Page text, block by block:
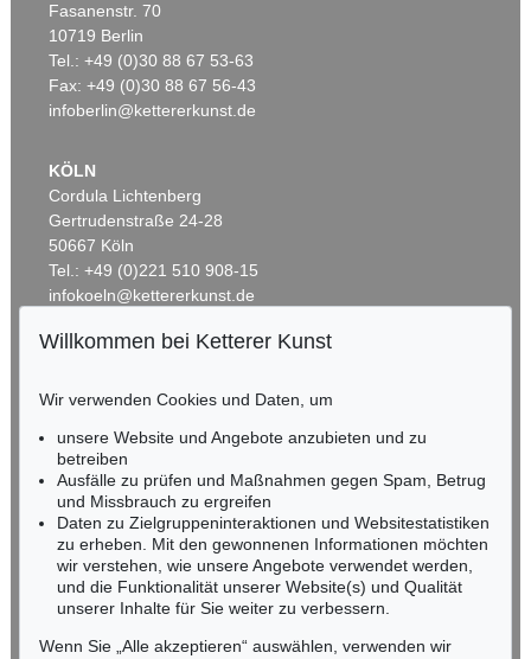
Auktion 437 - Lot 802
WILLI BAUMEISTER
Phantom mit Rot , 1953
Ergebnis:€ 362.500
Auktion 433 - Lot 904
Ergebnis:€ 362.500
Auktion 525 - Lot 220
Ergebnis: € 275.000
Fasanenstr. 70
10719 Berlin
Tel.: +49 (0)30 88 67 53-63
Fax: +49 (0)30 88 67 56-43
infoberlin@kettererkunst.de
KÖLN
Cordula Lichtenberg
Gertrudenstraße 24-28
50667 Köln
Tel.: +49 (0)221 510 908-15
infokoeln@kettererkunst.de
RHEINLAND-PFALZ
Miriam Heß
Tel.: +49 (0)62 21 58 80-038
Fax: +49 (0)62 21 58 80-595
infoheidelberg@kettererkunst.de
NORDDEUTSCHLAND
Nico Kassel, M.A.
Tel.: +49 (0)89 55244-164
Mobil: +49 (0)171 8618661
Willkommen bei Ketterer Kunst
Wir verwenden Cookies und Daten, um
unsere Website und Angebote anzubieten und zu
betreiben
Ausfälle zu prüfen und Maßnahmen gegen Spam, Betrug
und Missbrauch zu ergreifen
Daten zu Zielgruppeninteraktionen und Websitestatistiken
zu erheben. Mit den gewonnenen Informationen möchten
wir verstehen, wie unsere Angebote verwendet werden,
und die Funktionalität unserer Website(s) und Qualität
unserer Inhalte für Sie weiter zu verbessern.
Wenn Sie „Alle akzeptieren“ auswählen, verwenden wir